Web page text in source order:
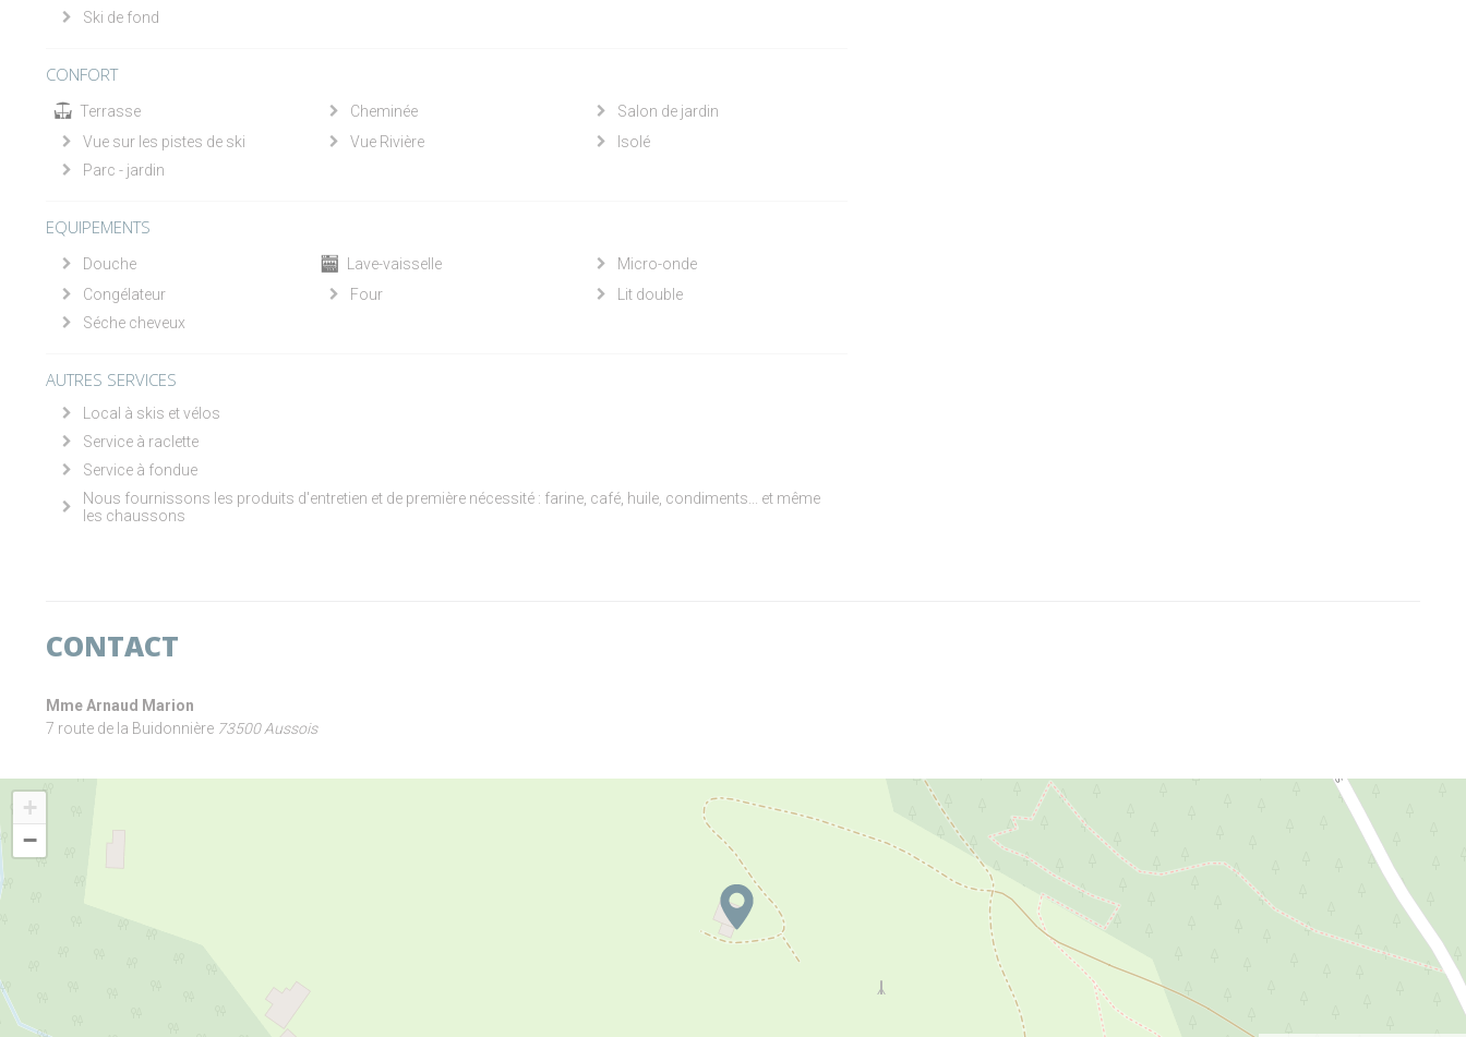
Ski de fond
CONFORT
Terrasse Cheminée
Salon de jardin
Vue sur les pistes de ski
Vue Rivière
Isolé
Parc - jardin
EQUIPEMENTS
Douche Lave-vaisselle
Micro-onde
Congélateur
Four
Lit double
Séche cheveux
AUTRES SERVICES
Local à skis et vélos
Service à raclette
Service à fondue
Nous fournissons les produits d'entretien et de première nécessité : farine, café, huile, condiments... et même
les chaussons
CONTACT
Mme Arnaud Marion
7 route de la Buidonnière 73500 Aussois
+
−